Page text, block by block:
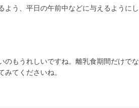
う、平日の午前中などに与えるようにし
のもうれしいですね。離乳食期間だけでな
てくださいね。